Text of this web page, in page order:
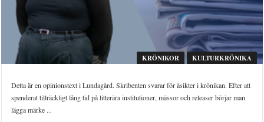
KRÖNIKOR KULTURKRÖNIKA
Detta är en opinionstext i Lundagård. Skribenten svarar för åsikter i krönikan. Efter att
spenderat tillräckligt lång tid på litterära institutioner, mässor och releaser börjar man
lägga märke ...